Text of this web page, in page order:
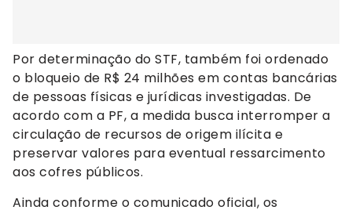
Por determinação do STF, também foi ordenado
o bloqueio de R$ 24 milhões em contas bancárias
de pessoas físicas e jurídicas investigadas. De
acordo com a PF, a medida busca interromper a
circulação de recursos de origem ilícita e
preservar valores para eventual ressarcimento
aos cofres públicos.
Ainda conforme o comunicado oficial, os